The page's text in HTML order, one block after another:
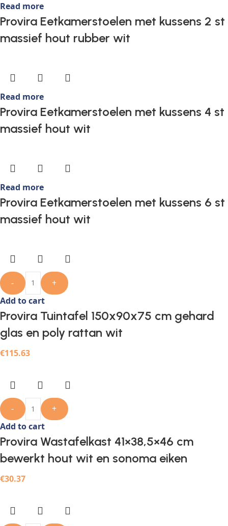
Read more
Provira Eetkamerstoelen met kussens 2 st
massief hout rubber wit
Read more
Provira Eetkamerstoelen met kussens 4 st
massief hout wit
Read more
Provira Eetkamerstoelen met kussens 6 st
massief hout wit
-
+
Add to cart
Provira Tuintafel 150x90x75 cm gehard
glas en poly rattan wit
€115.63
-
+
Add to cart
Provira Wastafelkast 41×38,5×46 cm
bewerkt hout wit en sonoma eiken
€30.37